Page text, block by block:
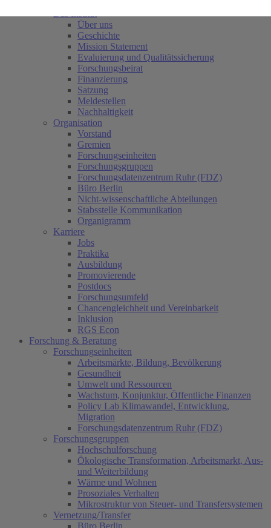
Über uns
Geschichte
Mission Statement
Evaluierung und Qualitätssicherung
Forschungsbeirat
Finanzierung
Satzung
Meldestellen
Nachhaltigkeit
Organisation
Vorstand
Gremien
Forschungseinheiten
Forschungsgruppen
Forschungsdatenzentrum Ruhr (FDZ)
Büro Berlin
Nicht-wissenschaftliche Abteilungen
Stabsstelle Kommunikation
Organigramm
Karriere
Jobs
Praktika
Ausbildung
Promovierende
Postdocs
Forschungsumfeld
Chancengleichheit und Vereinbarkeit
Inklusion
RGS Econ
Forschung & Beratung
Forschungseinheiten
Arbeitsmärkte, Bildung, Bevölkerung
Gesundheit
Umwelt und Ressourcen
Wachstum, Konjunktur, Öffentliche Finanzen
Policy Lab Klimawandel, Entwicklung,
Migration
Forschungsdatenzentrum Ruhr (FDZ)
Forschungsgruppen
Hochschulforschung
Ökologische Transformation, Arbeitsmarkt, Aus-
und Weiterbildung
Wärme und Wohnen
Prosoziales Verhalten
Mikrostruktur von Steuer- und Transfersystemen
Vernetzung/Transfer
Büro Berlin